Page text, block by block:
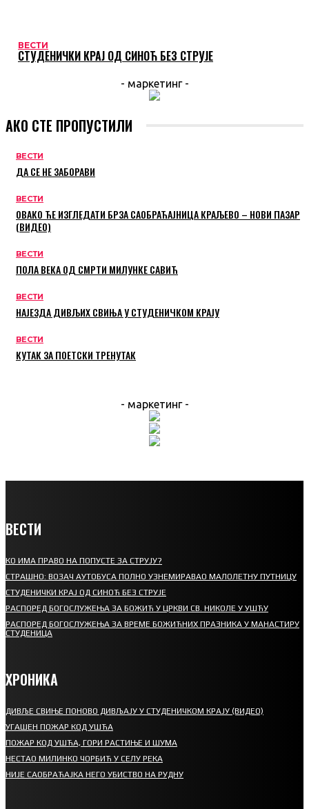
ВЕСТИ
СТУДЕНИЧКИ КРАЈ ОД СИНОЋ БЕЗ СТРУЈЕ
- маркетинг -
АКО СТЕ ПРОПУСТИЛИ
ВЕСТИ
ДА СЕ НЕ ЗАБОРАВИ
ВЕСТИ
ОВАКО ЋЕ ИЗГЛЕДАТИ БРЗА САОБРАЋАЈНИЦА КРАЉЕВО – НОВИ ПАЗАР
(ВИДЕО)
ВЕСТИ
ПОЛА ВЕКА ОД СМРТИ МИЛУНКЕ САВИЋ
ВЕСТИ
НАЈЕЗДА ДИВЉИХ СВИЊА У СТУДЕНИЧКОМ КРАЈУ
ВЕСТИ
КУТАК ЗА ПОЕТСКИ ТРЕНУТАК
- маркетинг -
ВЕСТИ
КО ИМА ПРАВО НА ПОПУСТЕ ЗА СТРУЈУ?
СТРАШНО: ВОЗАЧ АУТОБУСА ПОЛНО УЗНЕМИРАВАО МАЛОЛЕТНУ ПУТНИЦУ
СТУДЕНИЧКИ КРАЈ ОД СИНОЋ БЕЗ СТРУЈЕ
РАСПОРЕД БОГОСЛУЖЕЊА ЗА БОЖИЋ У ЦРКВИ СВ. НИКОЛЕ У УШЋУ
РАСПОРЕД БОГОСЛУЖЕЊА ЗА ВРЕМЕ БОЖИЋНИХ ПРАЗНИКА У МАНАСТИРУ
СТУДЕНИЦА
ХРОНИКА
ДИВЉЕ СВИЊЕ ПОНОВО ДИВЉАЈУ У СТУДЕНИЧКОМ КРАЈУ (ВИДЕО)
УГАШЕН ПОЖАР КОД УШЋА
ПОЖАР КОД УШЋА, ГОРИ РАСТИЊЕ И ШУМА
НЕСТАО МИЛИНКО ЧОРБИЋ У СЕЛУ РЕКА
НИЈЕ САОБРАЋАЈКА НЕГО УБИСТВО НА РУДНУ